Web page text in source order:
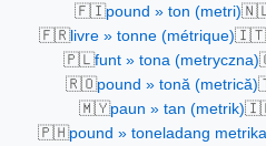
🇫🇮pound » ton (metri)
🇫🇷livre » tonne (métrique)🇮🇹
🇵🇱funt » tona (metryczna)
🇷🇴pound » tonă (metrică)
🇲🇾paun » tan (metrik)
🇵🇭pound » toneladang metrikal